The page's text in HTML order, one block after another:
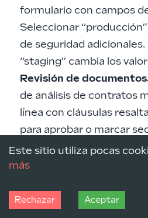
Este sitio utiliza pocas
más
Rechazar Aceptar
formulario con campos
Seleccionar
de seguridad
“staging” cambia los
Revisión de
de análisis de contratos
línea con cláusulas
para aprobar o marcar
ve tus decisiones en
Monitorización.
se actualizan según